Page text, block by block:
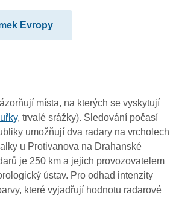
Evropy
místa, na kterých se vyskytují
, trvalé srážky). Sledování počasí
umožňují dva radary na vrcholech
u Protivanova na Drahanské
je 250 km a jejich provozovatelem
ústav. Pro odhad intenzity
které vyjadřují hodnotu radarové